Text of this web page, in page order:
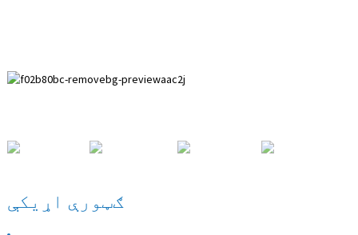
ګټورې اړیکې